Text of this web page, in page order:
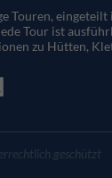
Touren,
Tour ist
zu Hütten,
geschützt